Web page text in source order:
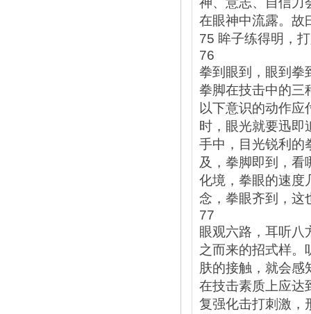
在眼神中流露。故
75 眸子练得明，
76
拳到眼到，眼到拳
拳脚在技击中的三
以下意识的动作
时，眼光就要迅
手中，目光锐利的
及，拳脚即到，看
化境，拳眼的速度
念，拳眼齐到，这
77
眼观六路，耳听八
之而来的招式样。
肤的接触，就会感
在技击素质上应达
复强化击打刺激，